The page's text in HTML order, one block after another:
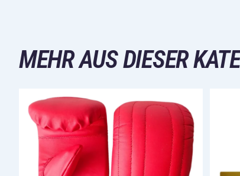
MEHR AUS DIESER